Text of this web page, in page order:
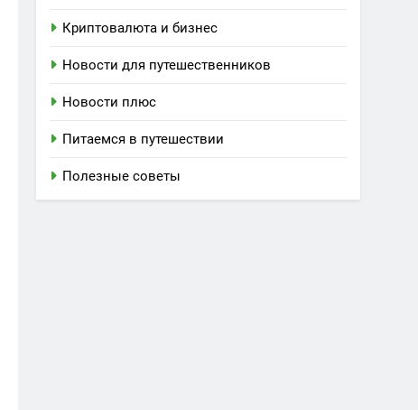
Криптовалюта и бизнес
Новости для путешественников
Новости плюс
Питаемся в путешествии
Полезные советы